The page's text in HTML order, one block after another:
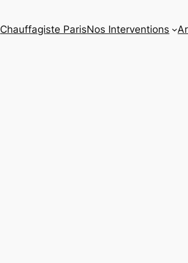
Chauffagiste ParisNos Interventions